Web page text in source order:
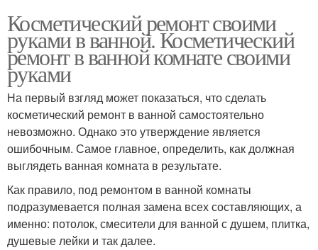
Косметический ремонт своими
руками в ванной. Косметический
ремонт в ванной комнате своими
руками
На первый взгляд может показаться, что сделать
косметический ремонт в ванной самостоятельно
невозможно. Однако это утверждение является
ошибочным. Самое главное, определить, как должная
выглядеть ванная комната в результате.
Как правило, под ремонтом в ванной комнаты
подразумевается полная замена всех составляющих, а
именно: потолок, смесители для ванной с душем, плитка,
душевые лейки и так далее.